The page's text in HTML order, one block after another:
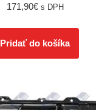
171,90€ s DPH
Pridať do košíka